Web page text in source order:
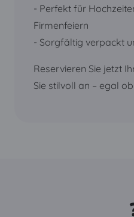
- Perfekt für
Firmenfeiern
- Sorgfältig verpackt
Reservieren Sie jetzt
Sie stilvoll an – egal